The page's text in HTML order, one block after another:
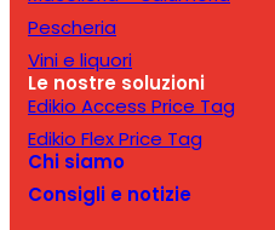
Pescheria
Vini e liquori
Le nostre soluzioni
Edikio Access Price Tag
Edikio Flex Price Tag
Chi siamo
Consigli e notizie